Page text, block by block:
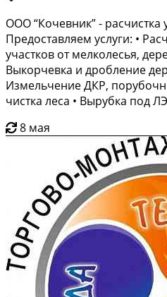
ООО “Кочевник” - расчистка
Предоставляем услуги: •
участков от мелколесья,
Выкорчевка и дробление
Измельчение ДКР,
чистка леса • Вырубка под
8 мая